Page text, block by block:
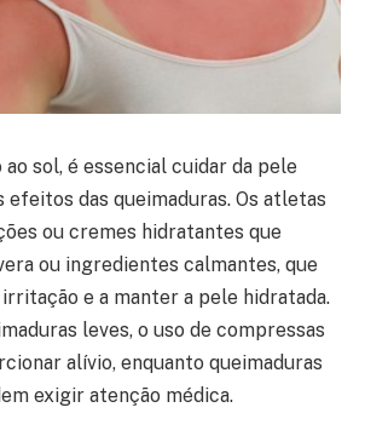
sol, é essencial cuidar da pele
efeitos das queimaduras. Os atletas
ou cremes hidratantes que
ou ingredientes calmantes, que
irritação e a manter a pele hidratada.
leves, o uso de compressas
alívio, enquanto queimaduras
exigir atenção médica.